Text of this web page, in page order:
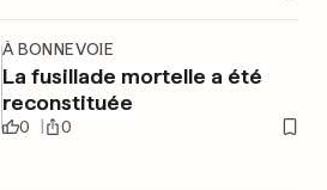
À BONNEVOIE
La fusillade mortelle a été
reconstituée
0 0